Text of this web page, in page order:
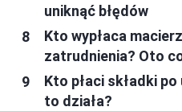
uniknąć błędów
Kto wypłaca
zatrudnienia? Oto
Kto płaci składki
to działa?